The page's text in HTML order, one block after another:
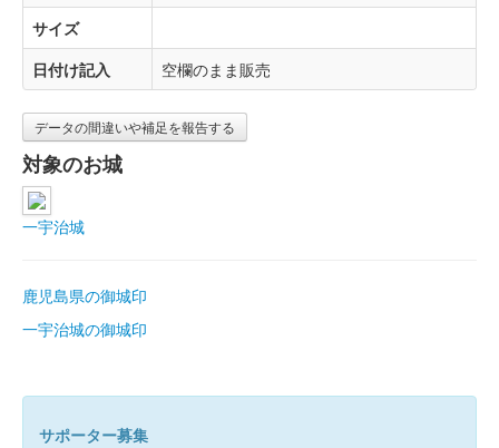
サイズ
日付け記入
空欄のまま販売
データの間違いや補足を報告する
対象のお城
一宇治城
鹿児島県の御城印
一宇治城の御城印
サポーター募集